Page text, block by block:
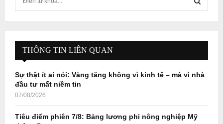
f
r
E
A
H
THÔNG TIN LIÊN QUAN
Sự thật ít ai nói: Vàng tăng không vì kinh tế – mà vì nhà
đầu tư mất niềm tin
07/08/2026
Tiêu điểm phiên 7/8: Bảng lương phi nông nghiệp Mỹ